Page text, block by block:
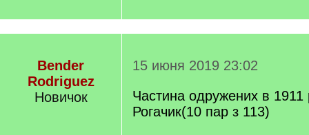
Bender
Rodriguez
Новичок
15 июня 2019 23:02
Частина одружених в 1911
Рогачик(10 пар з 113)